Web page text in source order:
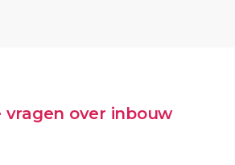
vragen over inbouw